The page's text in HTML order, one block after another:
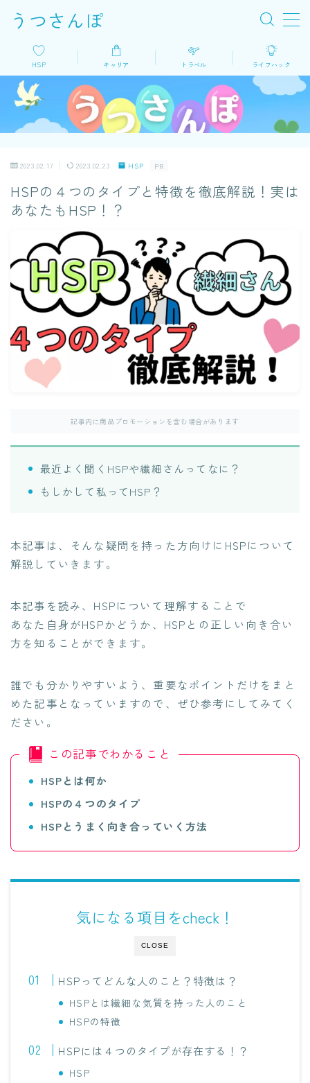
うつさんぽ
MENU
HSP
キャリア
ライフハック
HSP キャリア トラベル ライフハック
2023.02.17 2023.02.23 HSP PR
HSPの４つのタイプと特徴を徹底解説！実は
あなたもHSP！？
記事内に商品プロモーションを含む場合があります
最近よく聞くHSPや繊細さんってなに？
もしかして私ってHSP？
本記事は、そんな疑問を持った方向けにHSPについて
解説していきます。
本記事を読み、HSPについて理解することで
あなた自身がHSPかどうか、HSPとの正しい向き合い
方を知ることができます。
誰でも分かりやすいよう、重要なポイントだけをまと
めた記事となっていますので、ぜひ参考にしてみてく
ださい。
この記事でわかること
HSPとは何か
HSPの４つのタイプ
HSPとうまく向き合っていく方法
CLOSE
気になる項目をcheck！
HSPってどんな人のこと？特徴は？
HSPとは繊細な気質を持った人のこと
HSPの特徴
HSPには４つのタイプが存在する！？
HSP